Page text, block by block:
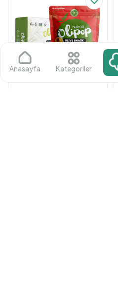
Anasayfa Kategoriler